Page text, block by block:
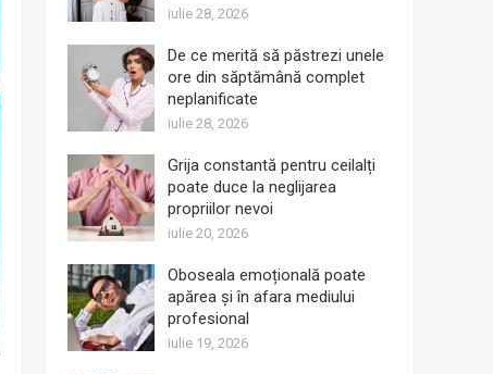
iulie 28, 2026
De ce merită să păstrezi unele
ore din săptămână complet
neplanificate
iulie 28, 2026
Grija constantă pentru ceilalți
poate duce la neglijarea
propriilor nevoi
iulie 20, 2026
Oboseala emoțională poate
apărea și în afara mediului
profesional
iulie 19, 2026